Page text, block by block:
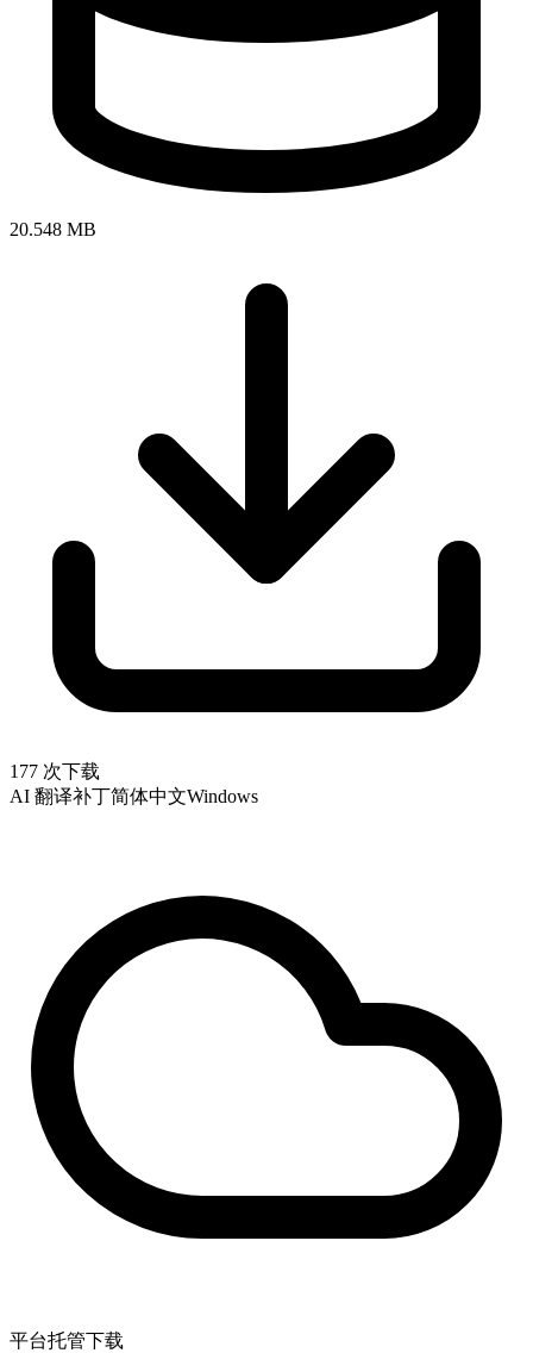
20.548 MB
177 次下载
AI 翻译补丁简体中文Windows
平台托管下载